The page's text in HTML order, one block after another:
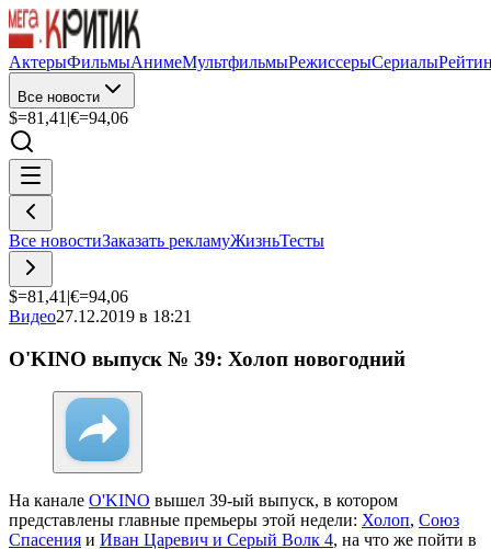
АктерыФильмыАнимеМультфильмыРежиссерыСериалы
Все новости
$=81,41 |€=94,06
Все новостиЗаказать рекламуЖизньТесты
$=81,41 |€=94,06
Видео27.12.2019 в 18:21
O'KINO выпуск № 39: Холоп новогодний
На канале O'KINO вышел 39-ый выпуск, в котором
представлены главные премьеры этой недели: Холоп, Союз
Спасения и Иван Царевич и Серый Волк 4, на что же пойти в